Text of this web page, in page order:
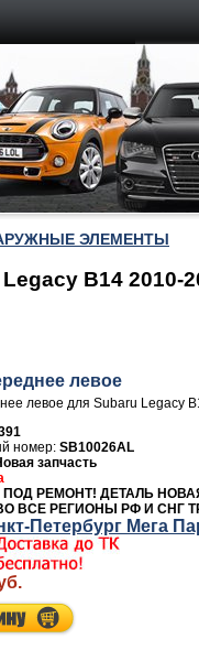
ЭЛЕМЕНТЫ
B14 2010-
левое
левое для Subaru Legacy
SB10026AL
запчасть
ПОД РЕМОНТ! ДЕТАЛЬ
ВСЕ РЕГИОНЫ РФ И СНГ
Петербург Мега